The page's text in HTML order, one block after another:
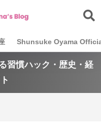
Shunsuke Oyama
習慣ハック・歴史・経